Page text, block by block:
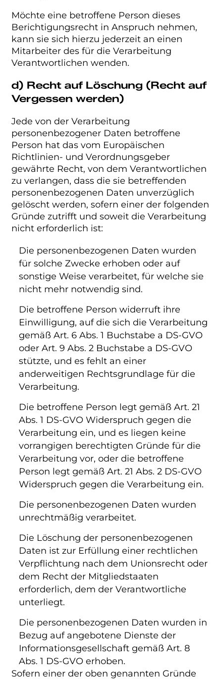
Möchte eine betroffene Person dieses
Berichtigungsrecht in Anspruch nehmen,
kann sie sich hierzu jederzeit an einen
Mitarbeiter des für die Verarbeitung
Verantwortlichen wenden.
d) Recht auf Löschung (Recht auf
Vergessen werden)
Jede von der Verarbeitung
personenbezogener Daten betroffene
Person hat das vom Europäischen
Richtlinien- und Verordnungsgeber
gewährte Recht, von dem Verantwortlichen
zu verlangen, dass die sie betreffenden
personenbezogenen Daten unverzüglich
gelöscht werden, sofern einer der folgenden
Gründe zutrifft und soweit die Verarbeitung
nicht erforderlich ist:
Die personenbezogenen Daten wurden
für solche Zwecke erhoben oder auf
sonstige Weise verarbeitet, für welche sie
nicht mehr notwendig sind.
Die betroffene Person widerruft ihre
Einwilligung, auf die sich die Verarbeitung
gemäß Art. 6 Abs. 1 Buchstabe a DS-GVO
oder Art. 9 Abs. 2 Buchstabe a DS-GVO
stützte, und es fehlt an einer
anderweitigen Rechtsgrundlage für die
Verarbeitung.
Die betroffene Person legt gemäß Art. 21
Abs. 1 DS-GVO Widerspruch gegen die
Verarbeitung ein, und es liegen keine
vorrangigen berechtigten Gründe für die
Verarbeitung vor, oder die betroffene
Person legt gemäß Art. 21 Abs. 2 DS-GVO
Widerspruch gegen die Verarbeitung ein.
Die personenbezogenen Daten wurden
unrechtmäßig verarbeitet.
Die Löschung der personenbezogenen
Daten ist zur Erfüllung einer rechtlichen
Verpflichtung nach dem Unionsrecht oder
dem Recht der Mitgliedstaaten
erforderlich, dem der Verantwortliche
unterliegt.
Die personenbezogenen Daten wurden in
Bezug auf angebotene Dienste der
Informationsgesellschaft gemäß Art. 8
Abs. 1 DS-GVO erhoben.
Sofern einer der oben genannten Gründe